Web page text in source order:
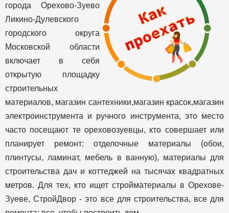
города Орехово-Зуево
Ликино-Дулевского
городского округа
Московской области
включает в себя
открытую площадку
строительных
материалов, магазин сантехники,магазин красок,магазин
электроинструмента и ручного инструмента, это место
часто посещают те ореховозуевцы, кто совершает или
планирует ремонт: отделочные материалы (обои,
плинтусы, ламинат, мебель в ванную), материалы для
строительства дач и коттеджей на тысячах квадратных
метров. Для тех, кто ищет стройматериалы в Орехове-
Зуеве, СтройДвор - это все для строительства, все для